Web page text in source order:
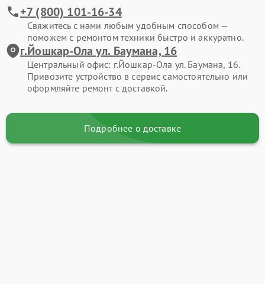
+7 (800) 101-16-34
Свяжитесь с нами любым удобным способом —
поможем с ремонтом техники быстро и аккуратно.
г.Йошкар-Ола ул. Баумана, 16
Центральный офис: г.Йошкар-Ола ул. Баумана, 16.
Привозите устройство в сервис самостоятельно или
оформляйте ремонт с доставкой.
Подробнее о доставке